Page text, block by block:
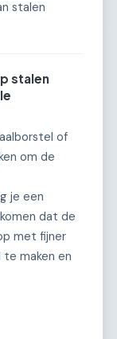
stalen
stalen
of
om de
je een
dat de
met fijner
maken en